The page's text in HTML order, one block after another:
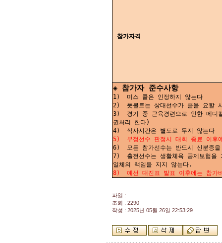
참가자격
◈ 참가자 준수사항
1) 미스 콜은 인정하지 않는다
2) 풋볼트는 상대선수가 콜을 요할
3) 경기 중 근육경련으로 인한 메디
권처리 한다)
4) 식사시간은 별도로 두지 않는다
5) 부정선수 판정시 대회 종료 이후
6) 모든 참가선수는 반드시 신분증
7) 출전선수는 생활체육 공제보험을
일체의 책임을 지지 않는다.
8) 예선 대진표 발표 이후에는 참가
파일 :
조회 : 2290
작성 : 2025년 05월 26일 22:53:29